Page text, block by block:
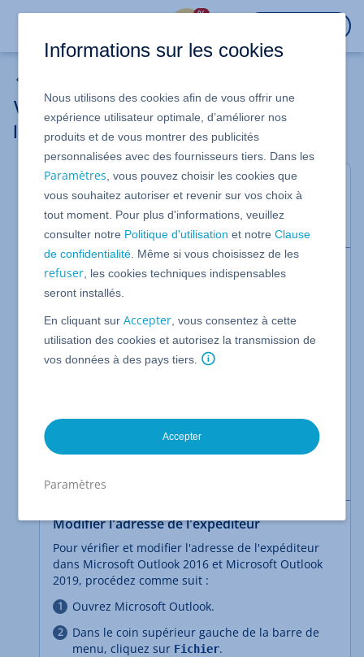
%
Vérifier et modifier l'adresse de
l'expéditeur dans Outlook 2016/2019
Dans cet article, nous vous montrons comment
vérifier et modifier l'adresse de l'expéditeur dans
Microsoft Outlook 2016 et Microsoft Outlook 2019.
Remarque
Afin d'augmenter la sécurité pour nos clients, nous
serveurs de messagerie l'envoi avec des adresses
d'expéditeur alternatives ou vides. Après cette date,
les e-mails ne pourront plus être envoyés que si
l'adresse de l'expéditeur a le même domaine que
faire attention lors de vos réglages dans l'article du
Changement important
d'expéditeur différente
Modifier l'adresse de l'expéditeur
Pour vérifier et modifier l'adresse de l'expéditeur
dans Microsoft Outlook 2016 et Microsoft Outlook
2019, procédez comme suit :
Ouvrez Microsoft Outlook.
Dans le coin supérieur gauche de la barre de
menu, cliquez sur Fichier.
Informations sur les cookies
Nous utilisons des cookies afin de vous offrir une
expérience utilisateur optimale, d’améliorer nos
produits et de vous montrer des publicités
personnalisées avec des fournisseurs tiers. Dans les
Paramètres , vous pouvez choisir les cookies que
vous souhaitez autoriser et revenir sur vos choix à
tout moment. Pour plus d'informations, veuillez
consulter notre Politique d'utilisation et notreClause
de confidentialité . Même si vous choisissez de les
refuser , les cookies techniques indispensables
seront installés.
En cliquant surAccepter , vous consentez à cette
utilisation des cookies et autorisez la transmission de
vos données à des pays tiers.
Accepter
Paramètres